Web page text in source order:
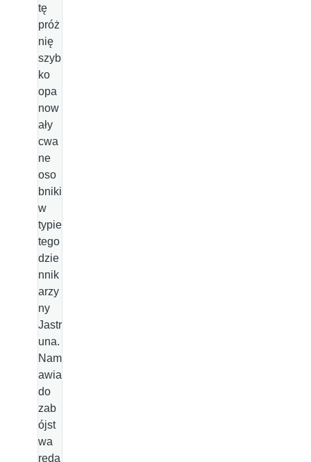
tę
próż
nię
szyb
ko
opa
now
ały
cwa
ne
oso
bniki
w
typie
tego
dzie
nnik
arzy
ny
Jastr
una.
Nam
awia
do
zab
ójst
wa
reda